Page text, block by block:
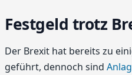
Festgeld trotz
Der Brexit hat bereits zu
geführt, dennoch sind